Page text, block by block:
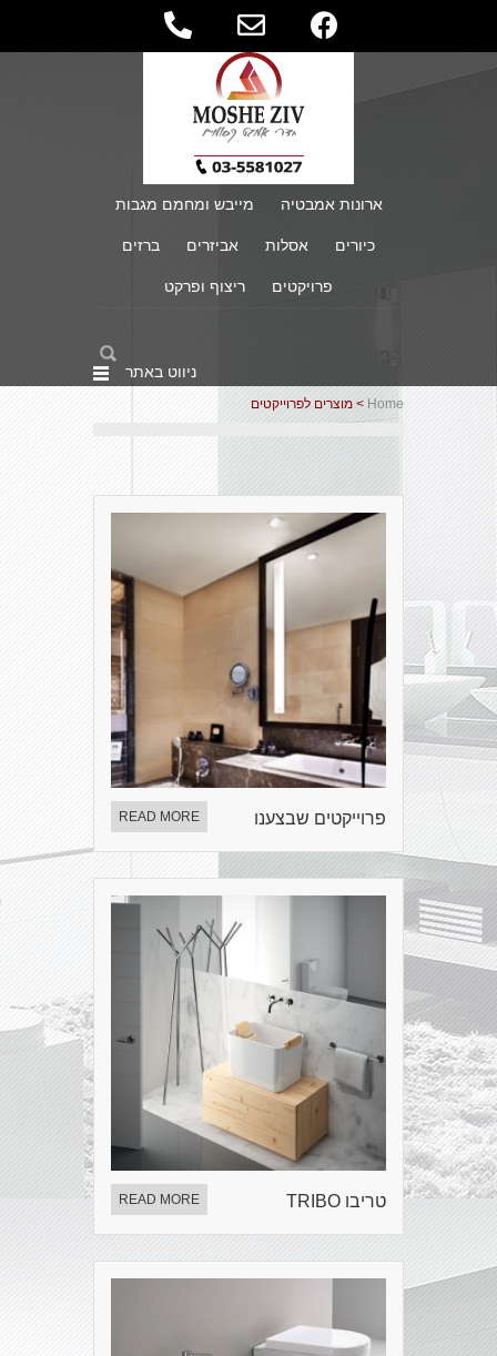
ארונות אמבטיה מייבש ומחמם מגבות
כיורים אסלות אביזרים ברזים
פרויקטים ריצוף ופרקט
ניווט באתר
Home > מוצרים לפרוייקטים
פרוייקטים שבצענו READ MORE
טריבו TRIBO READ MORE